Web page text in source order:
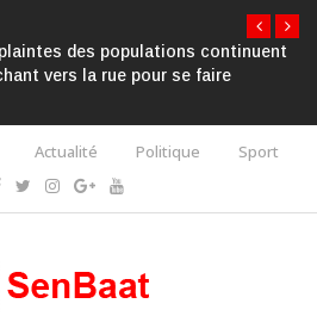
des populations continuent
vers la rue pour se faire
Actualité Politique Sport